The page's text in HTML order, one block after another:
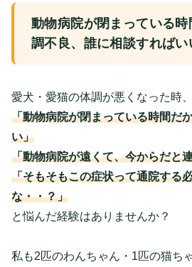
動物病院が閉まっている
調不良、誰に相談すればい
愛犬・愛猫の体調が悪くなった時、
「動物病院が閉まっている時間だ
い」
「動物病院が遠くて、今からだと
「そもそもこの症状って通院する
な・・？」
と悩んだ経験はありませんか？
私も2匹のわんちゃん・1匹の猫ち